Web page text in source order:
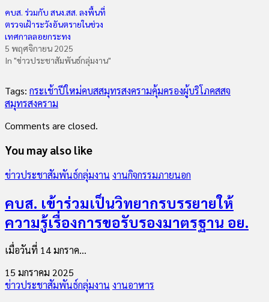
คบส. ร่วมกับ สนง.สส. ลงพื้นที่
ตรวจเฝ้าระวังอันตรายในช่วง
เทศกาลลอยกระทง
5 พฤศจิกายน 2025
In "ข่าวประชาสัมพันธ์กลุ่มงาน"
Tags: กระเช้าปีใหม่คบสสมุทรสงครามคุ้มครองผู้บริโภคสสจ
สมุทรสงคราม
Comments are closed.
You may also like
ข่าวประชาสัมพันธ์กลุ่มงาน งานกิจกรรมภายนอก
คบส. เข้าร่วมเป็นวิทยากรบรรยายให้
ความรู้เรื่องการขอรับรองมาตรฐาน อย.
เมื่อวันที่ 14 มกราค...
15 มกราคม 2025
ข่าวประชาสัมพันธ์กลุ่มงาน งานอาหาร